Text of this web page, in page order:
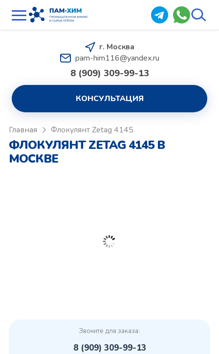
г. Москва
pam-him116@yandex.ru
8 (909) 309-99-13
КОНСУЛЬТАЦИЯ
Главная Флокулянт Zetag 4145
ФЛОКУЛЯНТ ZETAG 4145 В
МОСКВЕ
Звоните для заказа:
8 (909) 309-99-13